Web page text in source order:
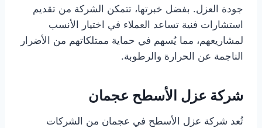
جودة العزل. بفضل خبرتها، تتمكن الشركة من تقديم
استشارات فنية تساعد العملاء في اختيار الأنسب
لمشاريعهم، مما يُسهم في حماية ممتلكاتهم من الأضرار
الناجمة عن الحرارة والرطوبة.
شركة عزل الأسطح عجمان
تُعد شركة عزل الأسطح في عجمان من الشركات